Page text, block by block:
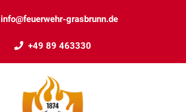
info@feuerwehr-grasbrunn.de
+49 89 463330